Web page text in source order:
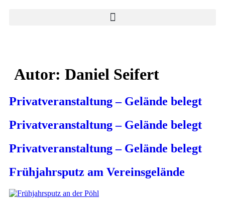
Autor: Daniel Seifert
Privatveranstaltung – Gelände belegt
Privatveranstaltung – Gelände belegt
Privatveranstaltung – Gelände belegt
Frühjahrsputz am Vereinsgelände